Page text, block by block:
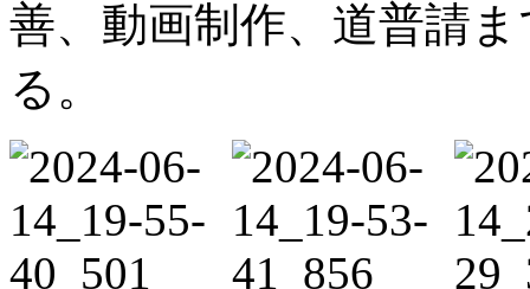
善、動画制作、道普請
る。